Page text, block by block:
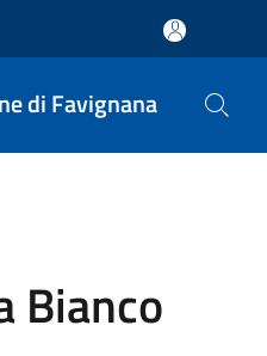
di Favignana
Bianco